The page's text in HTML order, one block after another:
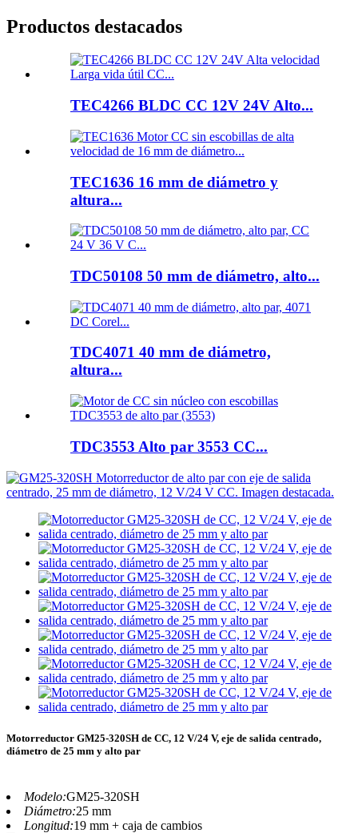
Productos destacados
TEC4266 BLDC CC 12V 24V Alto...
TEC1636 16 mm de diámetro y
altura...
TDC50108 50 mm de diámetro, alto...
TDC4071 40 mm de diámetro,
altura...
TDC3553 Alto par 3553 CC...
Motorreductor GM25-320SH de CC, 12 V/24 V, eje de salida centrado,
diámetro de 25 mm y alto par
Modelo:GM25-320SH
Diámetro:25 mm
Longitud:19 mm + caja de cambios